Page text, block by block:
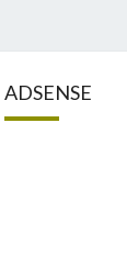
ADSENSE